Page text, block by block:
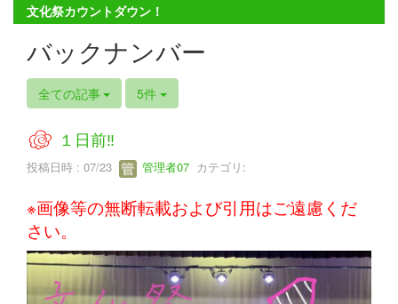
文化祭カウントダウン！
バックナンバー
全ての記事 5件
１日前‼
投稿日時 : 07/23 管理者07 カテゴリ:
※画像等の無断転載および引用はご遠慮くだ
さい。